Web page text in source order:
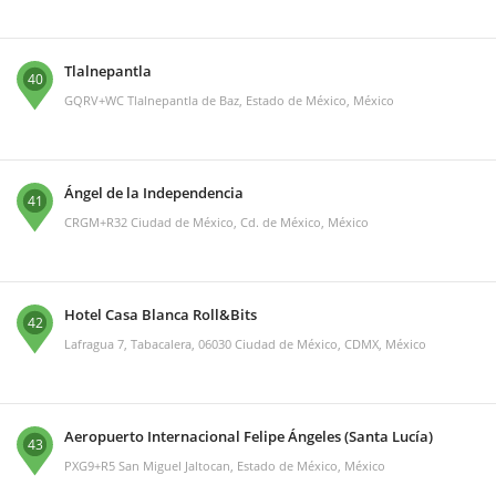
40 Tlalnepantla
GQRV+WC Tlalnepantla de Baz, Estado de México, México
41 Ángel de la Independencia
CRGM+R32 Ciudad de México, Cd. de México, México
42 Hotel Casa Blanca Roll&Bits
Lafragua 7, Tabacalera, 06030 Ciudad de México, CDMX, México
43 Aeropuerto Internacional Felipe Ángeles (Santa Lucía)
PXG9+R5 San Miguel Jaltocan, Estado de México, México